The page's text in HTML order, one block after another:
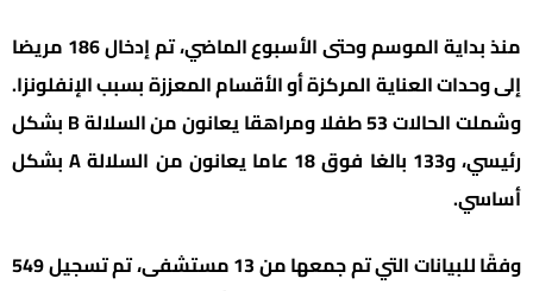
منذ بداية الموسم وحتى الأسبوع الماضي، تم إدخال 186 مريضا
إلى وحدات العناية المركزة أو الأقسام المعززة بسبب الإنفلونزا.
وشملت الحالات 53 طفلا ومراهقا يعانون من السلالة B بشكل
رئيسي، و133 بالغا فوق 18 عاما يعانون من السلالة A بشكل
أساسي.
وفقًا للبيانات التي تم جمعها من 13 مستشفى، تم تسجيل 549